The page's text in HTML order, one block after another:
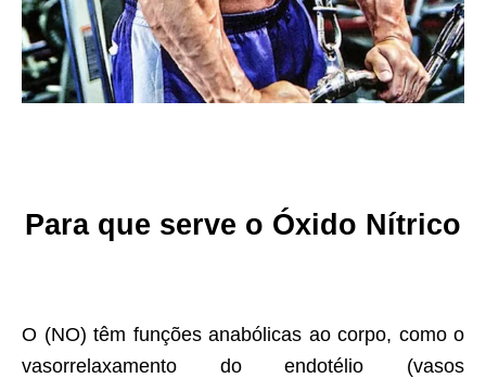
Para que serve o Óxido Nítrico
O (NO) têm funções anabólicas ao corpo, como o
vasorrelaxamento do endotélio (vasos